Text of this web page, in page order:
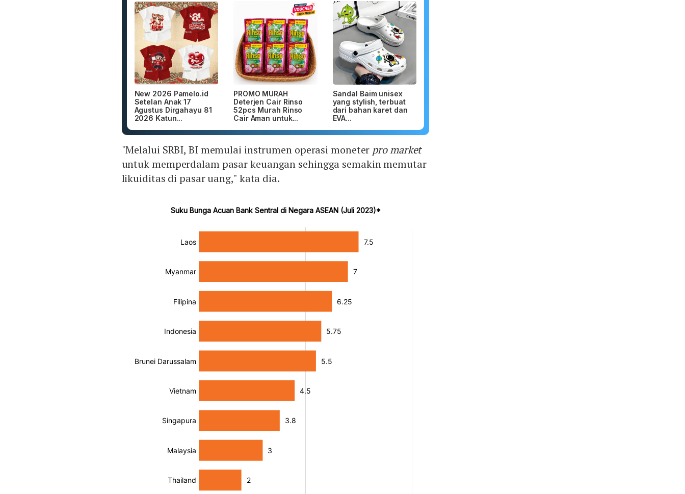
New 2026 Pamelo.id
Setelan Anak 17
Agustus Dirgahayu 81
2026 Katun...
PROMO MURAH
Deterjen Cair Rinso
52pcs Murah Rinso
Cair Aman untuk...
Sandal Baim unisex
yang stylish, terbuat
dari bahan karet dan
EVA...
"Melalui SRBI, BI memulai instrumen operasi moneter pro market
untuk memperdalam pasar keuangan sehingga semakin memutar
likuiditas di pasar uang," kata dia.